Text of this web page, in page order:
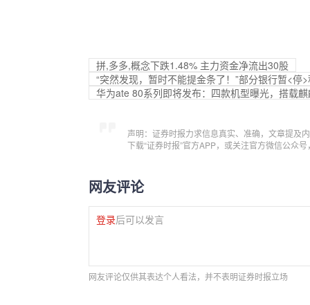
拼,多多,概念下跌1.48% 主力资金净流出30股
“突然发现，暂时不能提金条了！”部分银行暂<停
华为ate 80系列即将发布：四款机型曝光，搭载
声明：证券时报力求信息真实、准确，文章提及
下载“证券时报”官方APP，或关注官方微信公众
网友评论
登录后可以发言
网友评论仅供其表达个人看法，并不表明证券时报立场